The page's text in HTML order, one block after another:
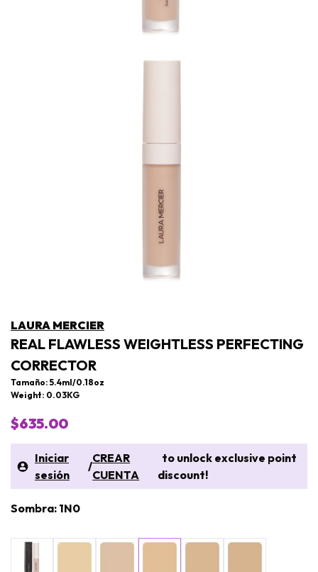
LAURA MERCIER
REAL FLAWLESS WEIGHTLESS PERFECTING
CORRECTOR
Tamaño: 5.4ml/0.18oz
Weight: 0.03KG
$635.00
Iniciar
sesión
/
CREAR
CUENTA
to unlock exclusive point
discount!
Sombra: 1N0